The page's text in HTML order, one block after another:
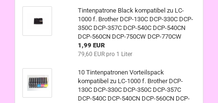
Tintenpatrone Black kompatibel zu LC-
1000 f. Brother DCP-130C DCP-330C DCP-
350C DCP-357C DCP-540C DCP-540CN
DCP-560CN DCP-750CW DCP-770CW
1,99 EUR
79,60 EUR pro 1 Liter
10 Tintenpatronen Vorteilspack
kompatibel zu LC-1000 f. Brother DCP-
130C DCP-330C DCP-350C DCP-357C
DCP-540C DCP-540CN DCP-560CN DCP-